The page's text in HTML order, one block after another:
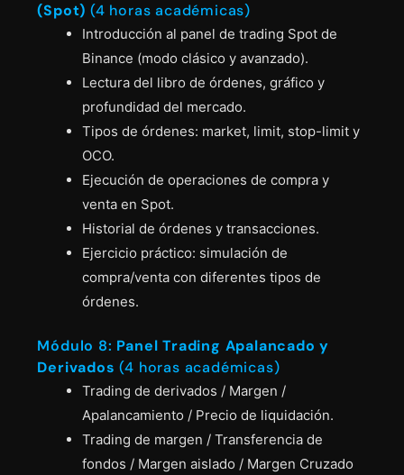
(Spot) (4 horas académicas)
Introducción al panel de trading Spot de
Binance (modo clásico y avanzado).
Lectura del libro de órdenes, gráfico y
profundidad del mercado.
Tipos de órdenes: market, limit, stop-limit y
OCO.
Ejecución de operaciones de compra y
venta en Spot.
Historial de órdenes y transacciones.
Ejercicio práctico: simulación de
compra/venta con diferentes tipos de
órdenes.
Módulo 8: Panel Trading Apalancado y
Derivados(4 horas académicas)
Trading de derivados / Margen /
Apalancamiento / Precio de liquidación.
Trading de margen / Transferencia de
fondos / Margen aislado / Margen Cruzado